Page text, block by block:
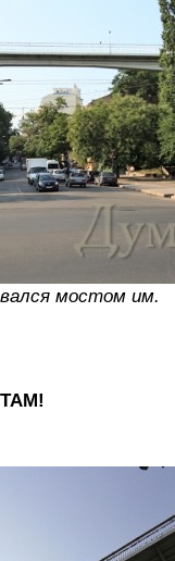
мостом им.